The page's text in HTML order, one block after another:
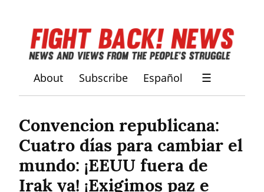
About Subscribe Español ☰
Convencion republicana:
Cuatro días para cambiar el
mundo: ¡EEUU fuera de
Irak ya! ¡Exigimos paz e